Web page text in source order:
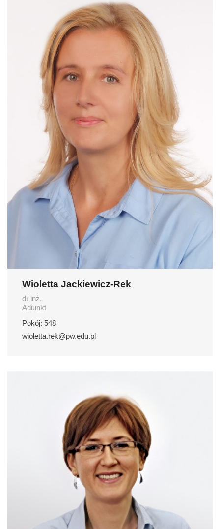
Wioletta Jackiewicz-Rek
dr inż.
Adiunkt
Pokój: 548
wioletta.rek@pw.edu.pl